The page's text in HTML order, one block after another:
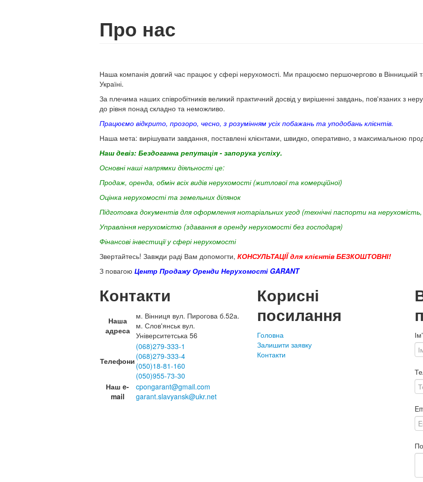
Про нас
Наша компанія довгий час працює у сфері нерухомості. Ми працюємо першочергово в Вінницькій
Україні.
За плечима наших співробітників великий практичний досвід у вирішенні завдань, пов'язаних з
до рівня понад складно та неможливо.
Працюємо відкрито, прозоро, чесно, з розумінням усіх побажань та уподобань клієнтів.
Наша мета: вирішувати завдання, поставлені клієнтами, швидко, оперативно, з максимальною
Наш девіз: Бездоганна репутація - запорука успіху.
Основні наші напрямки діяльності це:
Продаж, оренда, обмін всіх видів нерухомості (житлової та комерційної)
Оцінка нерухомості та земельних ділянок
Підготовка документів для оформлення нотаріальних угод (технічні паспорти на
Управління нерухомістю (здавання в оренду нерухомості без господаря)
Фінансові інвестиції у сфері нерухомості
Звертайтесь! Завжди раді Вам допомогти, КОНСУЛЬТАЦІЇ для клієнтів БЕЗКОШТОВНІ!
З повагою Центр Продажу Оренди Нерухомості GARANT
Контакти
Наша
адреса
м. Вінниця вул. Пирогова б.52а.
м. Слов'янськ вул.
Університетська 56
Телефони
(068)279-333-1
(068)279-333-4
(050)18-81-160
(050)955-73-30
Наш e-
mail
cpongarant@gmail.com
garant.slavyansk@ukr.net
Корисні
посилання
Головна
Залишити заявку
Контакти